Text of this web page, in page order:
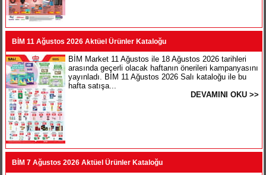
BİM 11 Ağustos 2026 Aktüel Ürünler Kataloğu
BİM Market 11 Ağustos ile 18 Ağustos 2026 tarihleri
arasında geçerli olacak haftanın önerileri kampanyasını
yayınladı. BİM 11 Ağustos 2026 Salı kataloğu ile bu
hafta satışa...
DEVAMINI OKU >>
BİM 7 Ağustos 2026 Aktüel Ürünler Kataloğu